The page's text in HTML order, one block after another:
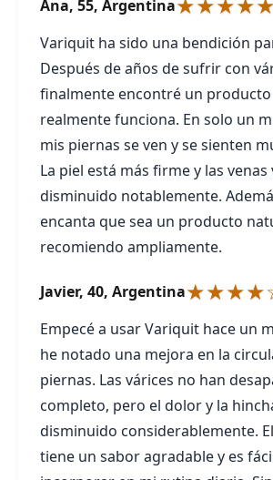
Ana, 55, Argentina
Variquit ha sido una bendición
Después de años de sufrir con
finalmente encontré un
realmente funciona. En solo un
mis piernas se ven y se sienten
La piel está más firme y las
disminuido notablemente.
encanta que sea un producto
recomiendo ampliamente.
Javier, 40, Argentina
Empecé a usar Variquit hace un
he notado una mejora en la
piernas. Las várices no han
completo, pero el dolor y la
disminuido considerablemente.
tiene un sabor agradable y es